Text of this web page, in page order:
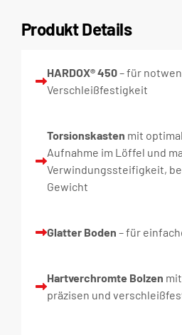
Produkt Details
HARDOX® 450– für
Verschleißfestigkeit
Torsionskasten mit
Aufnahme im Löffel und
Verwindungssteifigkeit,
Gewicht
Glatter Boden – für
Hartverchromte Bolzen
präzisen und